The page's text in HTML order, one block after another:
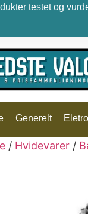
testet og
Generelt
/ Hvidevarer /